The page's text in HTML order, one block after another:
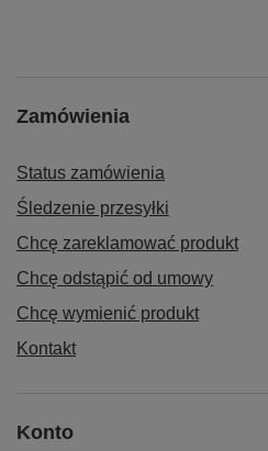
Zamówienia
Status zamówienia
Śledzenie przesyłki
Chcę zareklamować produkt
Chcę odstąpić od umowy
Chcę wymienić produkt
Kontakt
Konto